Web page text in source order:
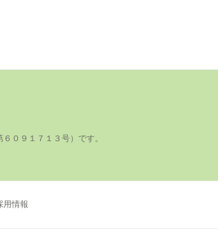
０９１７１３号）です。
用情報